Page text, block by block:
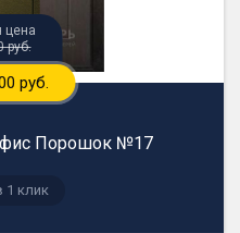
руб.
руб.
Порошок №17